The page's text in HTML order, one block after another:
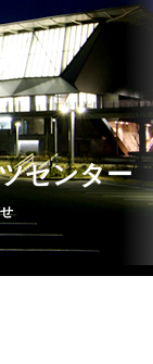
センタ